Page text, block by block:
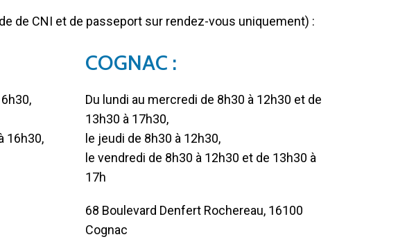
de CNI et de passeport sur rendez-vous uniquement) :
16h30,
COGNAC :
Du lundi au mercredi de 8h30 à 12h30 et de
13h30 à 17h30,
le jeudi de 8h30 à 12h30,
le vendredi de 8h30 à 12h30 et de 13h30 à
17h
68 Boulevard Denfert Rochereau, 16100
Cognac